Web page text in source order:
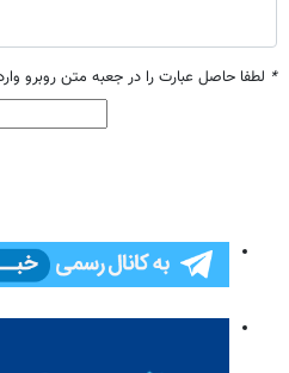
* لطفا حاصل عبارت را در جعبه متن روبرو